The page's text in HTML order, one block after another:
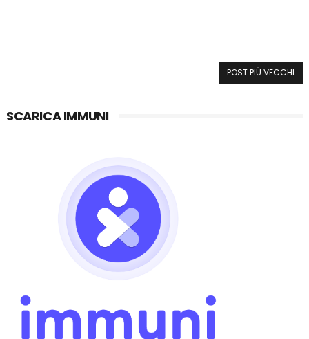
POST PIÙ VECCHI
SCARICA IMMUNI